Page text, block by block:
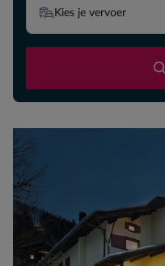
Kies je vervoer